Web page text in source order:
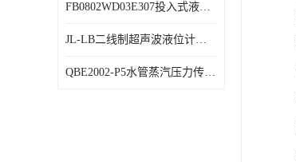
FB0802WD03E307投入式液位计鸿泰产品选型参数
JL-LB二线制超声波液位计鸿泰产品外形美观大方
QBE2002-P5水管蒸汽压力传感器西门子产品技术规格